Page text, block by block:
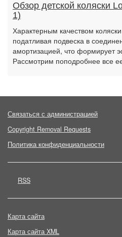
Обзор детской коляски
1)
Характерным качеством
податливая подвеска в
амортизацией, что формирует
Рассмотрим поподробнее все
Связаться с администрацией
Copyright Removal Requests
Политика конфиденциальности
RSS
Карта сайта
Карта сайта XML